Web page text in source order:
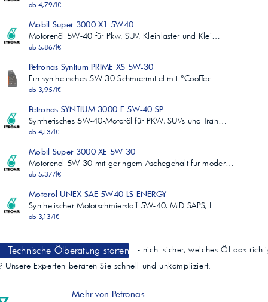
ab 4,79/l€
Mobil Super 3000 X1 5W40
Motorenöl 5W-40 für Pkw, SUV, Kleinlaster und Klei…
ab 5,86/l€
Petronas Syntium PRIME XS 5W-30
Ein synthetisches 5W-30-Schmiermittel mit °CoolTec…
ab 3,95/l€
Petronas SYNTIUM 3000 E 5W-40 SP
Synthetisches 5W-40-Motoröl für PKW, SUVs und Tran…
ab 4,13/l€
Mobil Super 3000 XE 5W-30
Motorenöl 5W-30 mit geringem Aschegehalt für moder…
ab 5,37/l€
Motoröl UNEX SAE 5W40 LS ENERGY
Synthetischer Motorschmierstoff 5W-40, MID SAPS, f…
ab 3,13/l€
Technische Ölberatung starten
- nicht sicher, welches Öl das
Unsere Experten beraten Sie schnell und unkompliziert.
Mehr von Petronas